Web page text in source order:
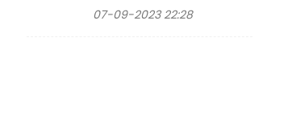
07-09-2023 22:28